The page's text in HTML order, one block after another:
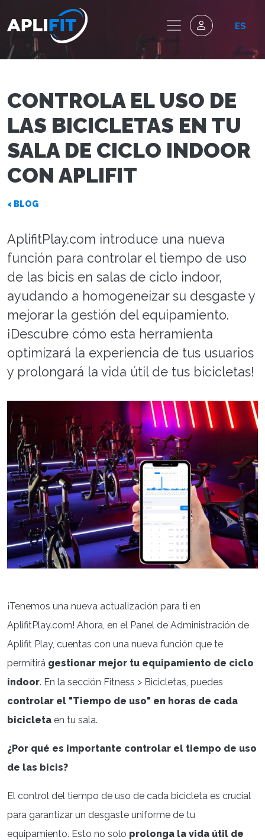
ES
CONTROLA EL USO DE
LAS BICICLETAS EN TU
SALA DE CICLO INDOOR
CON APLIFIT
< BLOG
AplifitPlay.com introduce una nueva
función para controlar el tiempo de uso
de las bicis en salas de ciclo indoor,
ayudando a homogeneizar su desgaste y
mejorar la gestión del equipamiento.
¡Descubre cómo esta herramienta
optimizará la experiencia de tus usuarios
y prolongará la vida útil de tus bicicletas!
¡Tenemos una nueva actualización para ti en
AplifitPlay.com! Ahora, en el Panel de Administración de
Aplifit Play, cuentas con una nueva función que te
permitirá gestionar mejor tu equipamiento de ciclo
indoor. En la sección Fitness > Bicicletas, puedes
controlar el "Tiempo de uso" en horas de cada
bicicleta en tu sala.
¿Por qué es importante controlar el tiempo de uso
de las bicis?
El control del tiempo de uso de cada bicicleta es crucial
para garantizar un desgaste uniforme de tu
equipamiento. Esto no solo prolonga la vida útil de